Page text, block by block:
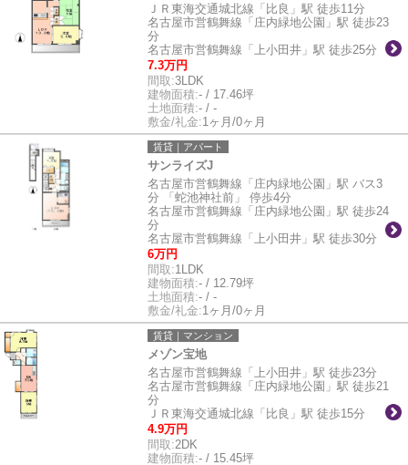
ＪＲ東海交通城北線「比良」駅 徒歩11分
名古屋市営鶴舞線「庄内緑地公園」駅 徒歩23
分
名古屋市営鶴舞線「上小田井」駅 徒歩25分
7.3万円
間取:3LDK
建物面積:- / 17.46坪
土地面積:- / -
敷金/礼金:1ヶ月/0ヶ月
賃貸｜アパート
サンライズJ
名古屋市営鶴舞線「庄内緑地公園」駅 バス3
分 「蛇池神社前」 停歩4分
名古屋市営鶴舞線「庄内緑地公園」駅 徒歩24
分
名古屋市営鶴舞線「上小田井」駅 徒歩30分
6万円
間取:1LDK
建物面積:- / 12.79坪
土地面積:- / -
敷金/礼金:1ヶ月/0ヶ月
賃貸｜マンション
メゾン宝地
名古屋市営鶴舞線「上小田井」駅 徒歩23分
名古屋市営鶴舞線「庄内緑地公園」駅 徒歩21
分
ＪＲ東海交通城北線「比良」駅 徒歩15分
4.9万円
間取:2DK
建物面積:- / 15.45坪